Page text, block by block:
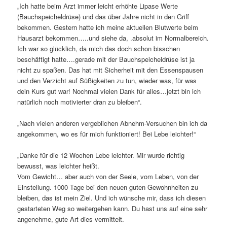
„Ich hatte beim Arzt immer leicht erhöhte Lipase Werte
(Bauchspeicheldrüse) und das über Jahre nicht in den Griff
bekommen. Gestern hatte ich meine aktuellen Blutwerte beim
Hausarzt bekommen…..und siehe da, .absolut im Normalbereich.
Ich war so glücklich, da mich das doch schon bisschen
beschäftigt hatte….gerade mit der Bauchspeicheldrüse ist ja
nicht zu spaßen. Das hat mit Sicherheit mit den Essenspausen
und den Verzicht auf Süßigkeiten zu tun, wieder was, für was
dein Kurs gut war! Nochmal vielen Dank für alles…jetzt bin ich
natürlich noch motivierter dran zu bleiben“.
„Nach vielen anderen vergeblichen Abnehm-Versuchen bin ich da
angekommen, wo es für mich funktioniert! Bei Lebe leichter!“
„Danke für die 12 Wochen Lebe leichter. Mir wurde richtig
bewusst, was leichter heißt.
Vom Gewicht… aber auch von der Seele, vom Leben, von der
Einstellung. 1000 Tage bei den neuen guten Gewohnheiten zu
bleiben, das ist mein Ziel. Und ich wünsche mir, dass ich diesen
gestarteten Weg so weitergehen kann. Du hast uns auf eine sehr
angenehme, gute Art dies vermittelt.